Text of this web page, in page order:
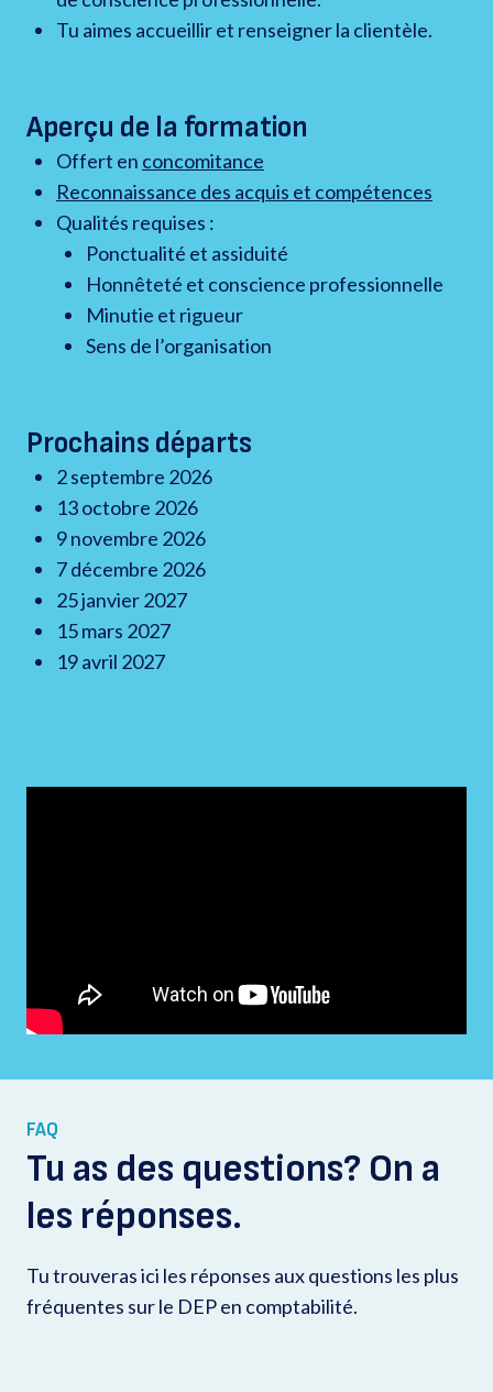
Tu aimes accueillir et renseigner la clientèle.
Aperçu de la formation
Offert en concomitance
Reconnaissance des acquis et compétences
Qualités requises :
Ponctualité et assiduité
Honnêteté et conscience professionnelle
Minutie et rigueur
Sens de l’organisation
Prochains départs
2 septembre 2026
13 octobre 2026
9 novembre 2026
7 décembre 2026
25 janvier 2027
15 mars 2027
19 avril 2027
FAQ
Tu as des questions? On a
les réponses.
Tu trouveras ici les réponses aux questions les plus
fréquentes sur le DEP en comptabilité.